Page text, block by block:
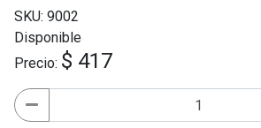
SKU: 9002
Disponible
Precio: $ 417